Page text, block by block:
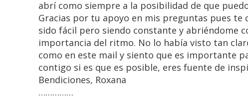
abrí como siempre a la posibilidad de que
Gracias por tu apoyo en mis preguntas pues te
sido fácil pero siendo constante y abriéndome
importancia del ritmo. No lo había visto tan
como en este mail y siento que es importante
contigo si es que es posible, eres fuente de
Bendiciones, Roxana
……………